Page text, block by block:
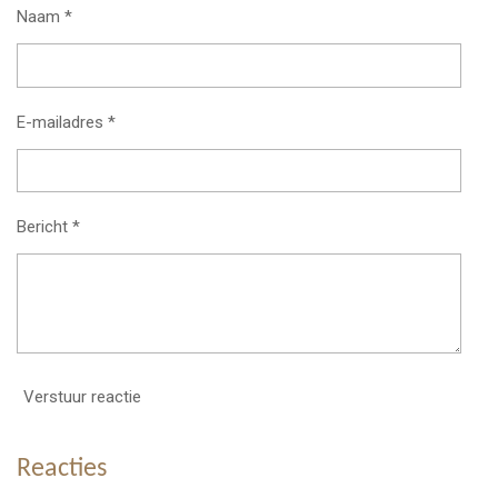
Naam *
E-mailadres *
Bericht *
Verstuur reactie
Reacties